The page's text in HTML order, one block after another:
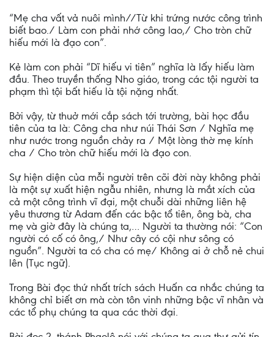
“Mẹ cha vất vả nuôi mình//Từ khi trứng nước công trình
biết bao./ Làm con phải nhớ công lao,/ Cho tròn chữ
hiếu mới là đạo con”.
Kẻ làm con phải “Dĩ hiếu vi tiên” nghĩa là lấy hiếu làm
đầu. Theo truyền thống Nho giáo, trong các tội người ta
phạm thì tội bất hiếu là tội nặng nhất.
Bởi vậy, từ thuở mới cắp sách tới trường, bài học đầu
tiên của ta là: Công cha như núi Thái Sơn / Nghĩa mẹ
như nước trong nguồn chảy ra / Một lòng thờ mẹ kính
cha / Cho tròn chữ hiếu mới là đạo con.
Sự hiện diện của mỗi người trên cõi đời này không phải
là một sự xuất hiện ngẫu nhiên, nhưng là mắt xích của
cả một công trình vĩ đại, một chuỗi dài những liên hệ
yêu thương từ Adam đến các bậc tổ tiên, ông bà, cha
mẹ và giờ đây là chúng ta,… Người ta thường nói: “Con
người có cố có ông,/ Như cây có cội như sông có
nguồn”. Người ta có cha có mẹ/ Không ai ở chỗ nẻ chui
lên (Tục ngữ).
Trong Bài đọc thứ nhất trích sách Huấn ca nhắc chúng ta
không chỉ biết ơn mà còn tôn vinh những bậc vĩ nhân và
các tổ phụ chúng ta qua các thời đại.